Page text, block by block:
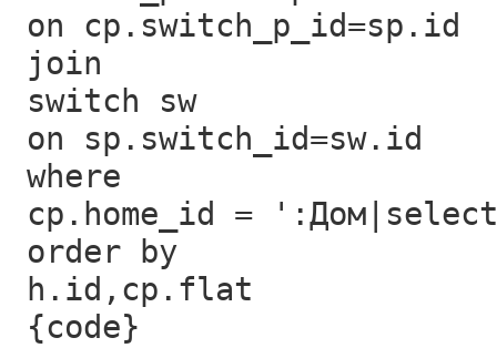
on cp.switch_p_id=sp.id
join
switch sw
on sp.switch_id=sw.id
where
cp.home_id =
order by
h.id,cp.flat
{code}